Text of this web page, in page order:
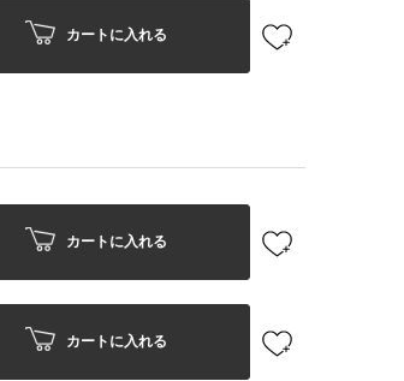
カートに入れる
カートに入れる
カートに入れる